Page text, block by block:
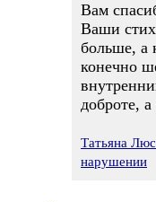
Вам
Ваши
больше, а
конечно
доброте,
Татьяна
нарушении